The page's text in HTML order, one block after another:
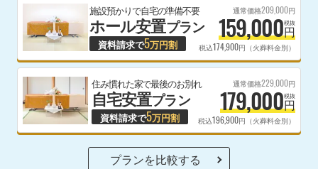
施設預かりで自宅の準備不要
ホール安置プラン
資料請求で5万円割
通常価格209,000円
159,000円
税抜
税込174,900円（火葬料金別）
住み慣れた家で最後のお別れ
自宅安置プラン
資料請求で5万円割
通常価格229,000円
179,000円
税抜
税込196,900円（火葬料金別）
プランを比較する